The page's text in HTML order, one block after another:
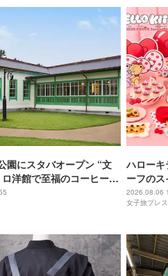
園にスタバオープン “文
洋館で至福のコーヒー時
ハロー
ーフの
チュリー
2026.08.06
女子旅プレス